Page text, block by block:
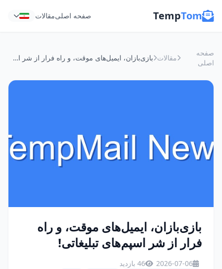
TempTom صفحه اصلیمقالات
صفحه
اصلی
مقالات بازی‌بازان، ایمیل‌های موقت، و راه فرار از شر اسپم‌های تبلیغاتی!
بازی‌بازان، ایمیل‌های موقت، و راه
فرار از شر اسپم‌های تبلیغاتی!
2026-07-06 46 بازدید